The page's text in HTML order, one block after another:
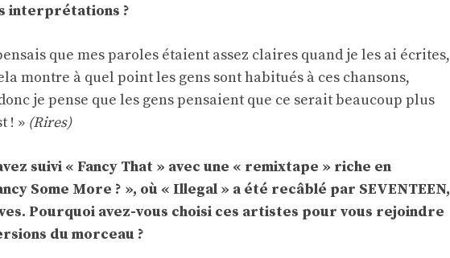
interprétations ?
que mes paroles étaient assez claires quand je les ai écrites,
montre à quel point les gens sont habitués à ces chansons,
je pense que les gens pensaient que ce serait beaucoup plus
! » (Rires)
suivi « Fancy That » avec une « remixtape » riche en
Some More ? », où « Illegal » a été recâblé par SEVENTEEN,
Pourquoi avez-vous choisi ces artistes pour vous rejoindre
du morceau ?